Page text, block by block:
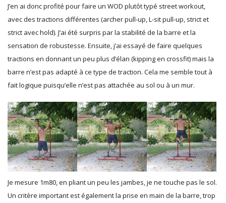
J’en ai donc profité pour faire un WOD plutôt typé street workout,
avec des tractions différentes (archer pull-up, L-sit pull-up, strict et
strict avec hold). J’ai été surpris par la stabilité de la barre et la
sensation de robustesse. Ensuite, j’ai essayé de faire quelques
tractions en donnant un peu plus d’élan (kipping en crossfit) mais la
barre n’est pas adapté à ce type de traction. Cela me semble tout à
fait logique puisqu’elle n’est pas attachée au sol ou à un mur.
Je mesure 1m80, en pliant un peu les jambes, je ne touche pas le sol.
Un critère important est également la prise en main de la barre, trop